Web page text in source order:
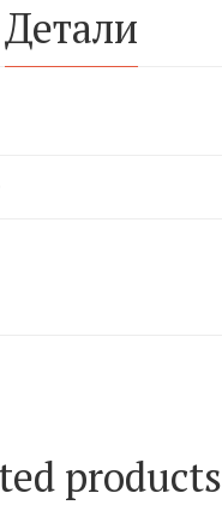
Детали
products